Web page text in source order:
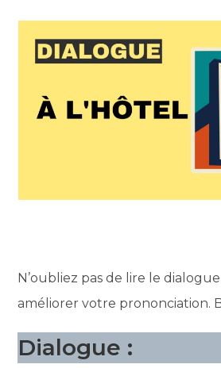
N’oubliez pas de lire le
améliorer votre prononciation.
Dialogue :